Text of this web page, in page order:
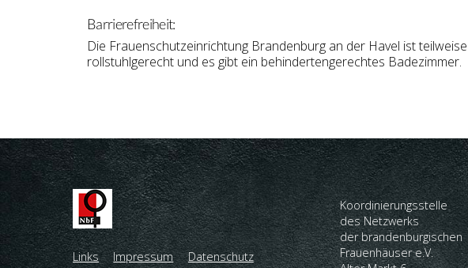
Barrierefreiheit:
Die Frauenschutzeinrichtung Brandenburg an der Havel ist teilweise
rollstuhlgerecht und es gibt ein behindertengerechtes Badezimmer.
Links Impressum Datenschutz
Koordinierungsstelle
des Netzwerks
der brandenburgischen
Frauenhäuser e.V.